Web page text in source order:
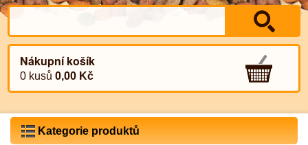
Nákupní košík
0 kusů0,00 Kč
Kategorie produktů